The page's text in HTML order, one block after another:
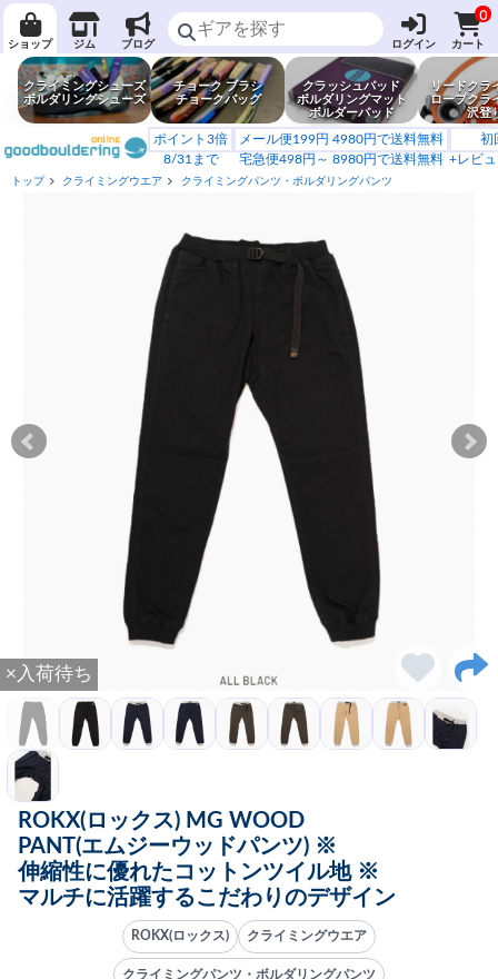
ショップ ジム ブログ ログイン
0
カート
クライミングシューズ
ボルダリングシューズ
チョーク ブラシ
チョークバッグ
クラッシュパッド
ボルダリングマット
ボルダーパッド
リードクラ
ロープクラ
沢登
ポイント3倍
8/31まで
メール便199円 4980円で送料無料
宅急便498円～ 8980円で送料無料
初
+レビ
トップ クライミングウエア クライミングパンツ・ボルダリングパンツ
×入荷待ち
ROKX(ロックス) MG WOOD
PANT(エムジーウッドパンツ) ※
伸縮性に優れたコットンツイル地 ※
マルチに活躍するこだわりのデザイン
ROKX(ロックス) クライミングウエア
クライミングパンツ・ボルダリングパンツ